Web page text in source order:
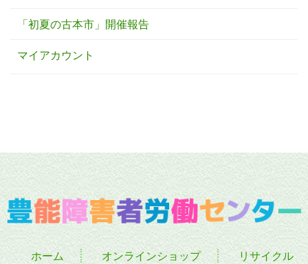
「初夏の古本市」開催報告
マイアカウント
ホーム オンラインショップ リサイクル